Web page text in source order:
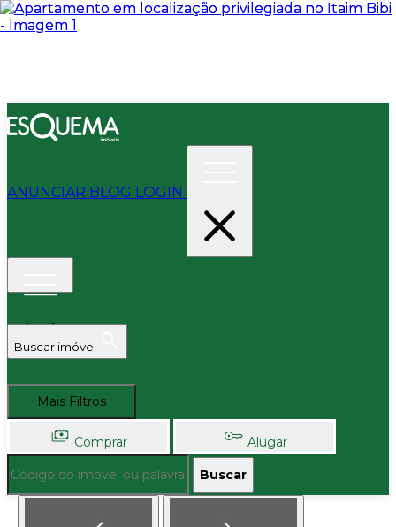
ANUNCIAR BLOG LOGIN
Buscar imóvel
Mais Filtros
Comprar Alugar
Buscar